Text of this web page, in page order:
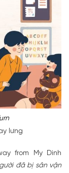
lưng
from My Dinh
đã bị sân vận